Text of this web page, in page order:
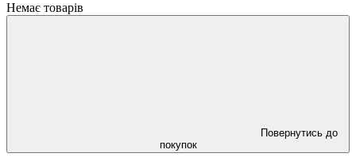
Немає товарів
Повернутись до
покупок